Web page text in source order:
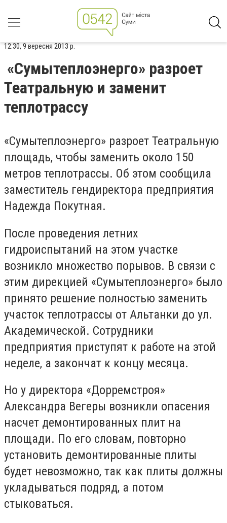
12:30, 9 вересня 2013 р.
«Сумытеплоэнерго» разроет
Театральную и заменит
теплотрассу
«Сумытеплоэнерго» разроет Театральную
площадь, чтобы заменить около 150
метров теплотрассы. Об этом сообщила
заместитель гендиректора предприятия
Надежда Покутная.
После проведения летних
гидроиспытаний на этом участке
возникло множество порывов. В связи с
этим дирекцией «Сумытеплоэнерго» было
принято решение полностью заменить
участок теплотрассы от Альтанки до ул.
Академической. Сотрудники
предприятия приступят к работе на этой
неделе, а закончат к концу месяца.
Но у директора «Дорремстроя»
Александра Вегеры возникли опасения
насчет демонтированных плит на
площади. По его словам, повторно
установить демонтированные плиты
будет невозможно, так как плиты должны
укладываться подряд, а потом
стыковаться.